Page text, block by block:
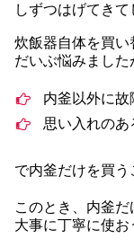
しずつはげてきて
炊飯器自体を買
だいぶ悩みました
内釜以外に故
思い入れのあ
で内釜だけを買う
このとき、内釜
大事に丁寧に使お